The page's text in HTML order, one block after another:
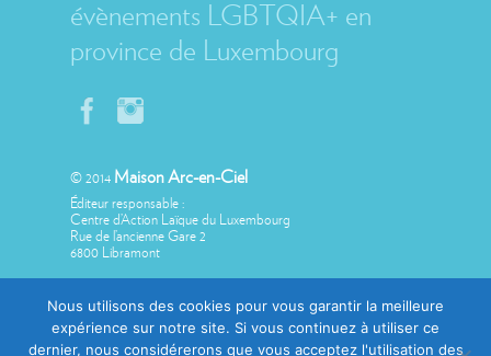
évènements LGBTQIA+ en
province de Luxembourg
© 2014 Maison Arc-en-Ciel
Éditeur responsable :
Centre d’Action Laïque du Luxembourg
Rue de l’ancienne Gare 2
6800 Libramont
Nous utilisons des cookies pour vous garantir la meilleure
expérience sur notre site. Si vous continuez à utiliser ce
dernier, nous considérerons que vous acceptez l'utilisation des